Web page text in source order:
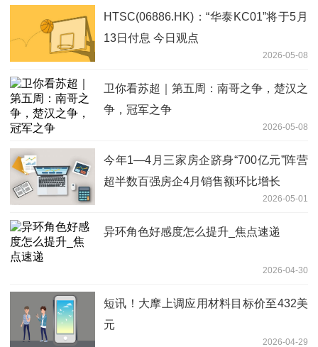
HTSC(06886.HK)：“华泰KC01”将于5月
13日付息 今日观点
2026-05-08
卫你看苏超｜第五周：南哥之争，楚汉之
争，冠军之争
2026-05-08
今年1—4月三家房企跻身“700亿元”阵营
超半数百强房企4月销售额环比增长
2026-05-01
异环角色好感度怎么提升_焦点速递
2026-04-30
短讯！大摩上调应用材料目标价至432美
元
2026-04-29